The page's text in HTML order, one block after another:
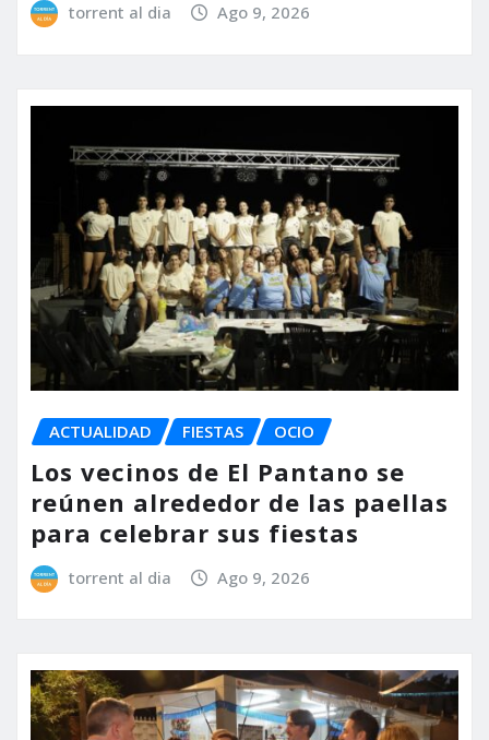
torrent al dia Ago 9, 2026
ACTUALIDAD FIESTAS OCIO
Los vecinos de El Pantano se
reúnen alrededor de las paellas
para celebrar sus fiestas
torrent al dia Ago 9, 2026